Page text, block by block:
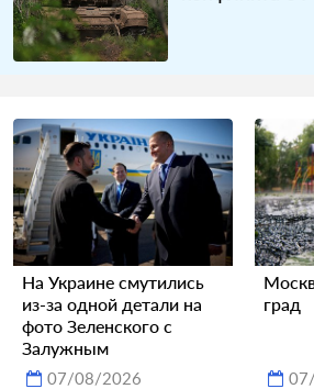
На Украине смутились
из-за одной детали на
фото Зеленского с
Залужным
07/08/2026
град